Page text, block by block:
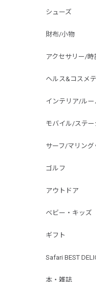
シューズ
財布/小物
アクセサリー/時
ヘルス&コスメ
インテリア/ルー
モバイル/ステー
サーフ/マリング
ゴルフ
アウトドア
ベビー・キッズ
ギフト
Safari BEST
本・雑誌
プリントTシャツ